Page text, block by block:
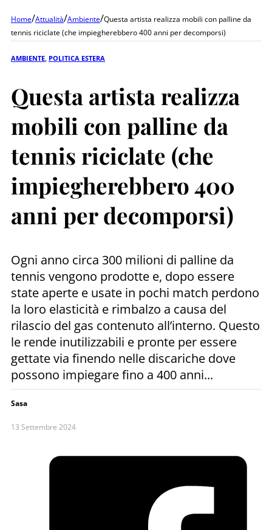
Home/Attualità/Ambiente/Questa artista realizza mobili con palline da
tennis riciclate (che impiegherebbero 400 anni per decomporsi)
AMBIENTE POLITICA ESTERA
Questa artista realizza
mobili con palline da
tennis riciclate (che
impiegherebbero 400
anni per decomporsi)
Ogni anno circa 300 milioni di palline da
tennis vengono prodotte e, dopo essere
state aperte e usate in pochi match perdono
la loro elasticità e rimbalzo a causa del
rilascio del gas contenuto all’interno. Questo
le rende inutilizzabili e pronte per essere
gettate via finendo nelle discariche dove
possono impiegare fino a 400 anni...
Sasa
13 Settembre 2024